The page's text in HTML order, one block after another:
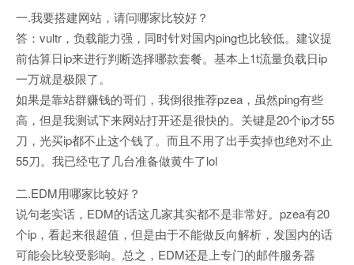
一.我要搭建网站，请问哪家比较好？
答：vultr，负载能力强，同时针对国内ping也比较低。建议提
前估算日ip来进行判断选择哪款套餐。基本上1t流量负载日ip
一万就是极限了。
如果是靠站群赚钱的哥们，我倒很推荐pzea，虽然ping有些
高，但是我测试下来网站打开还是很快的。关键是20个ip才55
刀，光买ip都不止这个钱了。而且不用了出手卖掉也绝对不止
55刀。我已经屯了几台准备做黄牛了lol
二.EDM用哪家比较好？
说句老实话，EDM的话这几家其实都不是非常好。pzea有20
个ip，看起来很超值，但是由于不能做反向解析，发国内的话
可能会比较受影响。总之，EDM还是上专门的邮件服务器